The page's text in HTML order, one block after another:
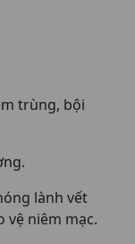
trùng, bội
lành vết
niêm mạc.